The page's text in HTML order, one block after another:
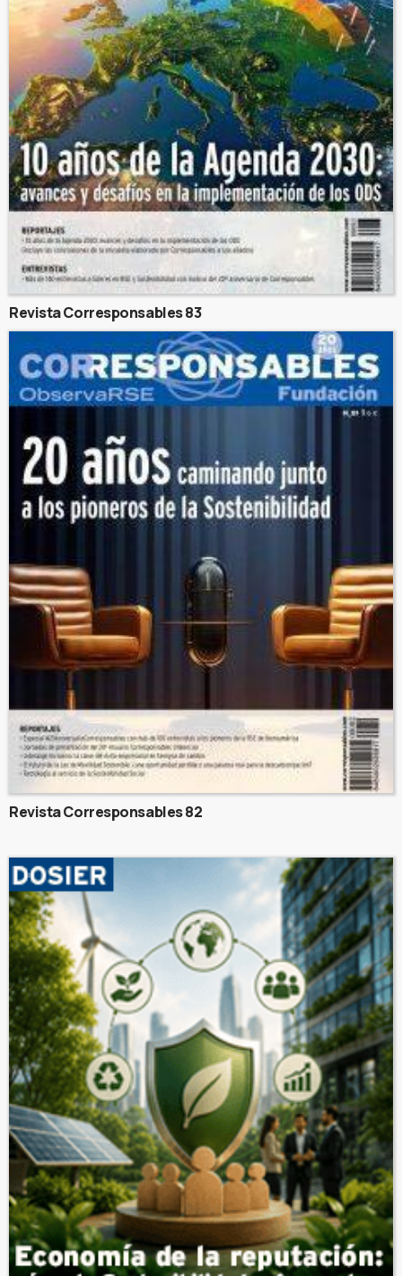
Revista Corresponsables 83
Revista Corresponsables 82